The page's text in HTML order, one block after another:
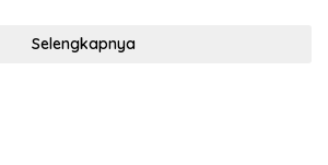
Selengkapnya